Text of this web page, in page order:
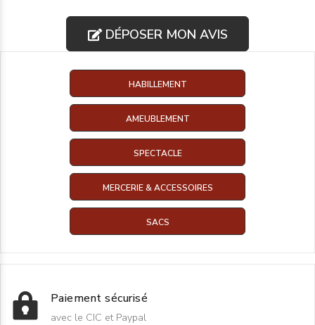
DÉPOSER MON AVIS
HABILLEMENT
AMEUBLEMENT
SPECTACLE
MERCERIE & ACCESSOIRES
SACS
Paiement sécurisé
avec le CIC et Paypal